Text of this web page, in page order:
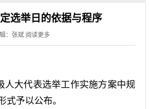
选举日的依据与程序
：张斌 阅读更多
大代表选举工作实施方案中规
予以公布。